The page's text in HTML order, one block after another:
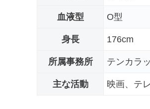
血液型 O型
身長 176cm
所属事務所 テンカラ
主な活動 映画、テ